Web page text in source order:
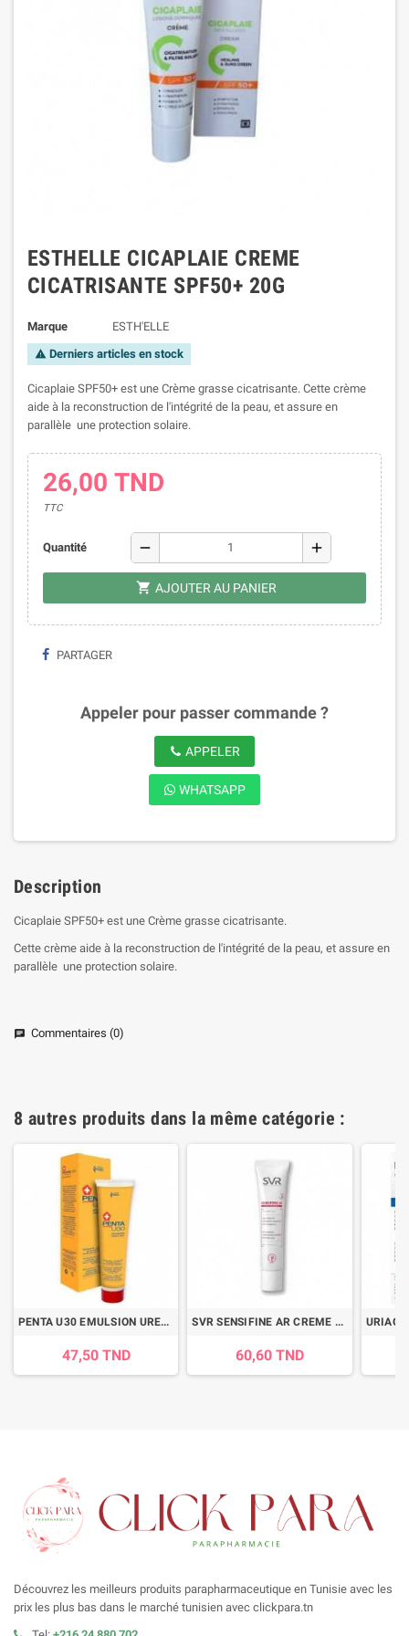
ESTHELLE CICAPLAIE CREME
CICATRISANTE SPF50+ 20G
Marque ESTH'ELLE
warning Derniers articles en stock
Cicaplaie SPF50+ est une Crème grasse cicatrisante. Cette crème
aide à la reconstruction de l'intégrité de la peau, et assure en
parallèle une protection solaire.
26,00 TND
TTC
Quantité remove add
shopping_cart AJOUTER AU PANIER
PARTAGER
Appeler pour passer commande ?
APPELER
WHATSAPP
Description
Cicaplaie SPF50+ est une Crème grasse cicatrisante.
Cette crème aide à la reconstruction de l'intégrité de la peau, et assure en
parallèle une protection solaire.
chat Commentaires (0)
8 autres produits dans la même catégorie :
PENTA U30 EMULSION UREE 30% A LA VITAMINE E 100ML
47,50 TND
SVR SENSIFINE AR CREME 40ML
60,60 TND
Découvrez les meilleurs produits parapharmaceutique en Tunisie avec les
prix les plus bas dans le marché tunisien avec clickpara.tn